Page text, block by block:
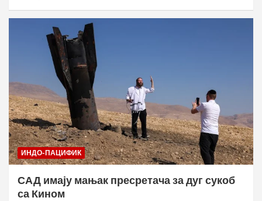
ИНДО-ПАЦИФИК
САД имају мањак пресретача за дуг сукоб
са Кином